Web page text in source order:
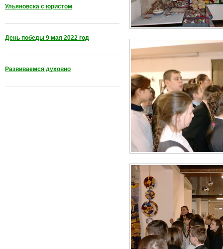
Ульяновска с юристом
День победы 9 мая 2022 год
Развиваемся духовно